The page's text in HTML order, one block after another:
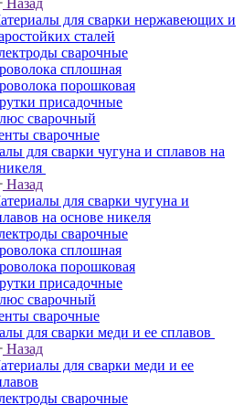
Назад
для сварки нержавеющих и
сталей
сварочные
сплошная
порошковая
присадочные
сварочный
сварочные
для сварки чугуна и сплавов на
Назад
для сварки чугуна и
на основе никеля
сварочные
сплошная
порошковая
присадочные
сварочный
сварочные
для сварки меди и ее сплавов
Назад
для сварки меди и ее
сварочные